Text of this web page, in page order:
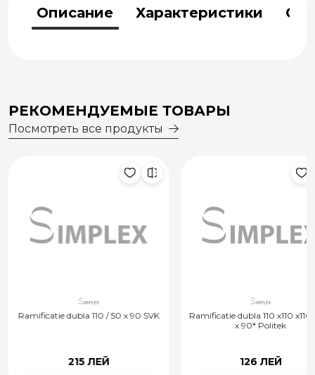
Описание Характеристики
РЕКОМЕНДУЕМЫЕ ТОВАРЫ
Посмотреть все продукты
Ramificatie dubla 110 / 50 x 90 SVK
215 ЛЕЙ
Ramificatie dubla 110 x110
x 90* Politek
126 ЛЕЙ